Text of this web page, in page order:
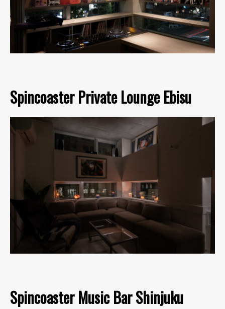
Spincoaster Private Lounge Ebisu
Spincoaster Music Bar Shinjuku